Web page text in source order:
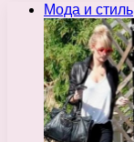
Мода и стиль